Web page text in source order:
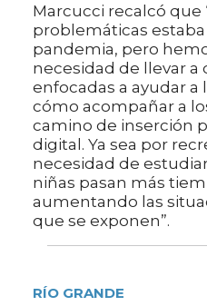
Marcucci recalcó que
problemáticas
pandemia, pero
necesidad de llevar a
enfocadas a ayudar a
cómo acompañar a
camino de inserción
digital. Ya sea por
necesidad de
niñas pasan más
aumentando las
que se exponen”.
RÍO GRANDE